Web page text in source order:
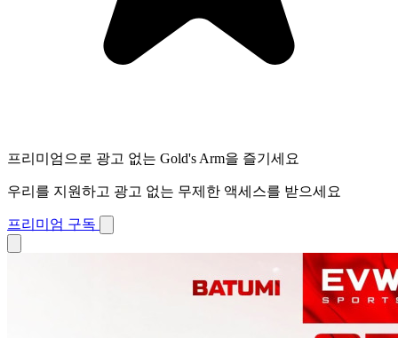
프리미엄으로 광고 없는 Gold's Arm을 즐기세요
우리를 지원하고 광고 없는 무제한 액세스를 받으세요
프리미엄 구독